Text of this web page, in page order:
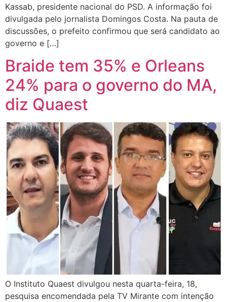
Kassab, presidente nacional do PSD. A informação foi
divulgada pelo jornalista Domingos Costa. Na pauta de
discussões, o prefeito confirmou que será candidato ao
governo e […]
Braide tem 35% e Orleans
24% para o governo do MA,
diz Quaest
O Instituto Quaest divulgou nesta quarta-feira, 18,
pesquisa encomendada pela TV Mirante com intenção